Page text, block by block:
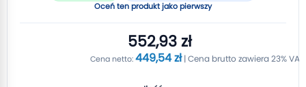
Oceń ten produkt jako pierwszy
552,93 zł
449,54 zł